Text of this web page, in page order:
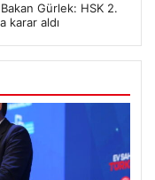
Gürlek: HSK 2.
karar aldı